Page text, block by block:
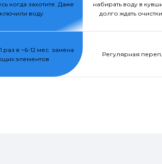
когда захотите. Даже
воду
набирать воду в
долго ждать очистки
раз в ~6-12 мес. замена
элементов
Регулярная